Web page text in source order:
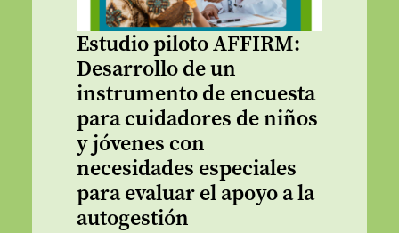
Estudio piloto AFFIRM:
Desarrollo de un
instrumento de encuesta
para cuidadores de niños
y jóvenes con
necesidades especiales
para evaluar el apoyo a la
autogestión